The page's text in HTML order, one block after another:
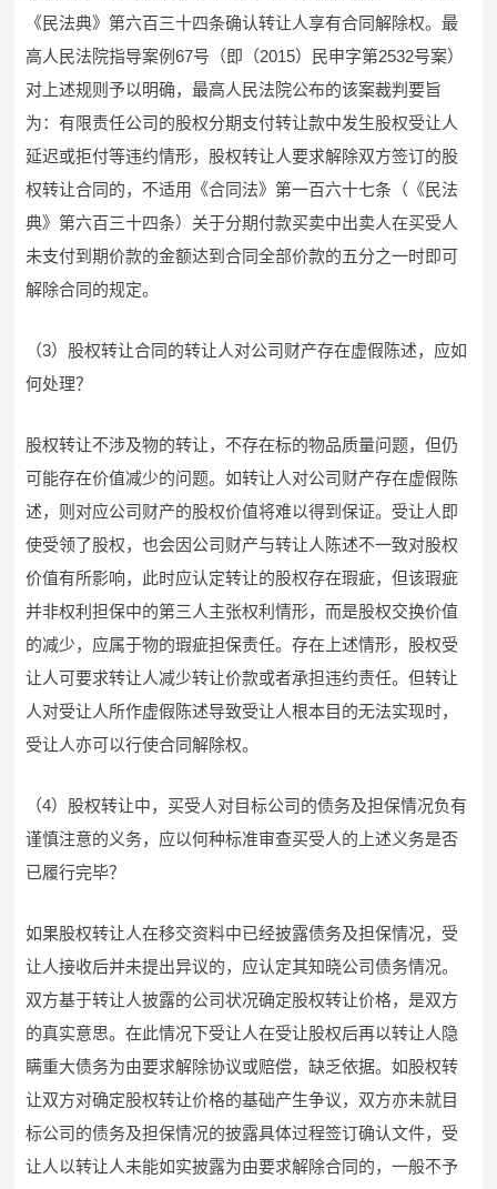
《民法典》第六百三十四条确认转让人享有合同解除权。最
高人民法院指导案例67号（即（2015）民申字第2532号案）
对上述规则予以明确，最高人民法院公布的该案裁判要旨
为：有限责任公司的股权分期支付转让款中发生股权受让人
延迟或拒付等违约情形，股权转让人要求解除双方签订的股
权转让合同的，不适用《合同法》第一百六十七条（《民法
典》第六百三十四条）关于分期付款买卖中出卖人在买受人
未支付到期价款的金额达到合同全部价款的五分之一时即可
解除合同的规定。
（3）股权转让合同的转让人对公司财产存在虚假陈述，应如
何处理？
股权转让不涉及物的转让，不存在标的物品质量问题，但仍
可能存在价值减少的问题。如转让人对公司财产存在虚假陈
述，则对应公司财产的股权价值将难以得到保证。受让人即
使受领了股权，也会因公司财产与转让人陈述不一致对股权
价值有所影响，此时应认定转让的股权存在瑕疵，但该瑕疵
并非权利担保中的第三人主张权利情形，而是股权交换价值
的减少，应属于物的瑕疵担保责任。存在上述情形，股权受
让人可要求转让人减少转让价款或者承担违约责任。但转让
人对受让人所作虚假陈述导致受让人根本目的无法实现时，
受让人亦可以行使合同解除权。
（4）股权转让中，买受人对目标公司的债务及担保情况负有
谨慎注意的义务，应以何种标准审查买受人的上述义务是否
已履行完毕？
如果股权转让人在移交资料中已经披露债务及担保情况，受
让人接收后并未提出异议的，应认定其知晓公司债务情况。
双方基于转让人披露的公司状况确定股权转让价格，是双方
的真实意思。在此情况下受让人在受让股权后再以转让人隐
瞒重大债务为由要求解除协议或赔偿，缺乏依据。如股权转
让双方对确定股权转让价格的基础产生争议，双方亦未就目
标公司的债务及担保情况的披露具体过程签订确认文件，受
让人以转让人未能如实披露为由要求解除合同的，一般不予